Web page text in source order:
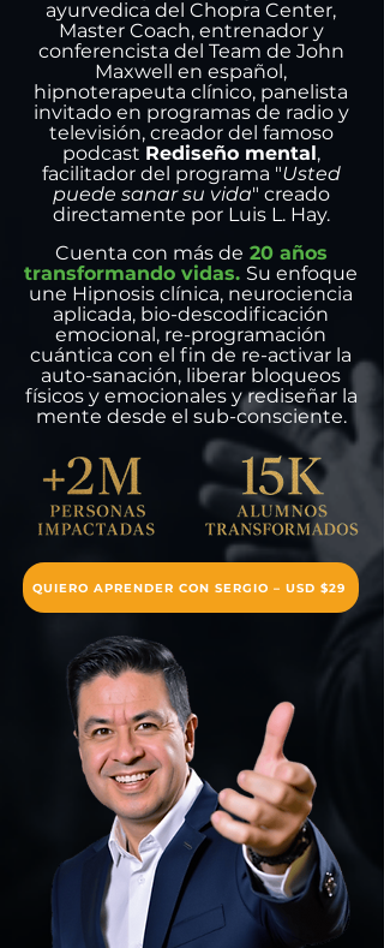
ayurvedica del Chopra Center,
Master Coach, entrenador y
conferencista del Team de John
Maxwell en español,
hipnoterapeuta clínico, panelista
invitado en programas de radio y
televisión, creador del famoso
podcast Rediseño mental,
facilitador del programa "Usted
puede sanar su vida" creado
directamente por Luis L. Hay.
Cuenta con más de 20 años
transformando vidas. Su enfoque
une Hipnosis clínica, neurociencia
aplicada, bio-descodificación
emocional, re-programación
cuántica con el fin de re-activar la
auto-sanación, liberar bloqueos
físicos y emocionales y rediseñar la
mente desde el sub-consciente.
QUIERO APRENDER CON SERGIO – USD $29